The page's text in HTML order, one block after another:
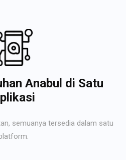
Anabul di Satu
semuanya tersedia dalam satu